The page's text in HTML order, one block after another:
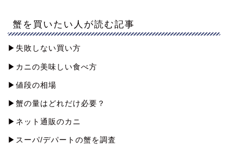
蟹を買いたい人が読む記事
▶︎失敗しない買い方
▶︎カニの美味しい食べ方
▶︎値段の相場
▶︎蟹の量はどれだけ必要？
▶︎ネット通販のカニ
▶︎スーパ/デパートの蟹を調査